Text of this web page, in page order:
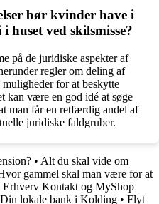
bør kvinder have i
ved skilsmisse?
på de juridiske aspekter af
regler om deling af
for at beskytte
kan være en god idé at søge
man får en retfærdig andel af
juridiske faldgruber.
• Alt du skal vide om
gammel skal man være for at
Erhverv Kontakt og MyShop
lokale bank i Kolding • Flyt